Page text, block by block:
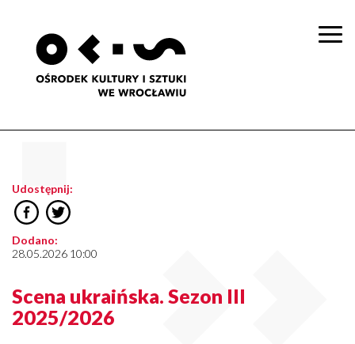
Udostępnij:
Dodano:
28.05.2026 10:00
Scena ukraińska. Sezon III
2025/2026